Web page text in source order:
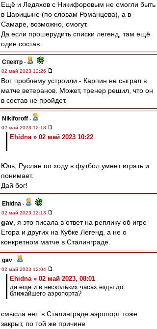
Ещё и Ледяхов с Никифоровым не смогли быть
в Царицыне (по словам Романцева), а в
Самаре, возможно, смогут.
Да если прошерудить списки легенд, там ещё
один состав..
Спектр -
02 май 2023 12:26
Вот проблему устроили - Карпин не сыграл в
матче ветеранов. Может, тренер решил, что он
в состав не пройдет.
Nikiforoff -
02 май 2023 12:18
Ehidna » 02 май 2023 10:22
Юль, Руслан по ходу в футбол умеет играть и
понимает.
Дай бог!
Ehidna -
02 май 2023 12:13
gav , я это писала в ответ на реплику об игре
Егора и других на Кубке Легенд, а не о
конкретном матче в Сталинграде.
gav -
02 май 2023 12:04
Ehidna » 02 май 2023, 08:01
да еще и в нескольких часах езды до
ближайшего аэропорта?
смысла нет. в Сталинграде аэропорт тоже
закрыт, по той же причине